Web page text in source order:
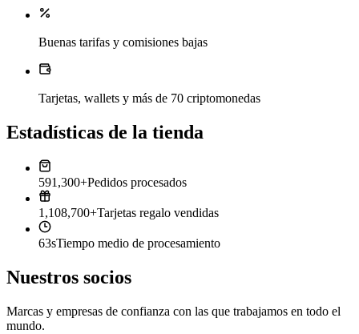
Buenas tarifas y comisiones bajas
Tarjetas, wallets y más de 70 criptomonedas
Estadísticas de la tienda
591,300+Pedidos procesados
1,108,700+Tarjetas regalo vendidas
63sTiempo medio de procesamiento
Nuestros socios
Marcas y empresas de confianza con las que trabajamos en todo el
mundo.